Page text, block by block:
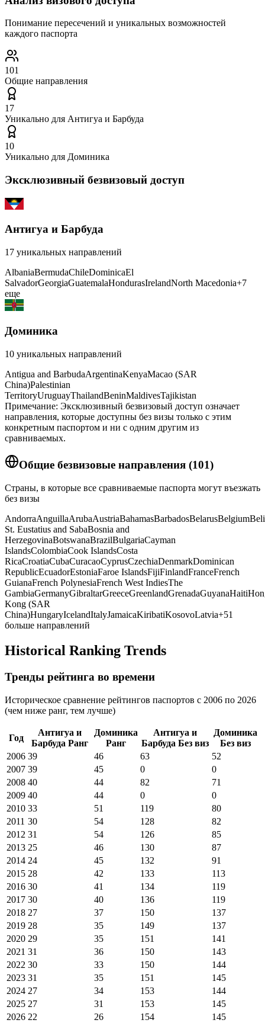
Понимание пересечений и уникальных возможностей
каждого паспорта
101
Общие направления
17
Уникально для Антигуа и Барбуда
10
Уникально для Доминика
Эксклюзивный безвизовый доступ
Антигуа и Барбуда
17 уникальных направлений
AlbaniaBermudaChileDominicaEl
SalvadorGeorgiaGuatemalaHondurasIrelandNorth Macedonia+7
еще
Доминика
10 уникальных направлений
Antigua and BarbudaArgentinaKenyaMacao (SAR
China)Palestinian
TerritoryUruguayThailandBeninMaldivesTajikistan
Примечание: Эксклюзивный безвизовый доступ означает
направления, которые доступны без визы только с этим
конкретным паспортом и ни с одним другим из
сравниваемых.
Общие безвизовые направления (101)
Страны, в которые все сравниваемые паспорта могут въезжать
без визы
AndorraAnguillaArubaAustriaBahamasBarbadosBelarusBelgium
St. Eustatius and SabaBosnia and
HerzegovinaBotswanaBrazilBulgariaCayman
IslandsColombiaCook IslandsCosta
RicaCroatiaCubaCuracaoCyprusCzechiaDenmarkDominican
RepublicEcuadorEstoniaFaroe IslandsFijiFinlandFranceFrench
GuianaFrench PolynesiaFrench West IndiesThe
GambiaGermanyGibraltarGreeceGreenlandGrenadaGuyanaHaiti
Kong (SAR
China)HungaryIcelandItalyJamaicaKiribatiKosovoLatvia+51
больше направлений
Historical Ranking Trends
Тренды рейтинга во времени
Историческое сравнение рейтингов паспортов с 2006 по 2026
(чем ниже ранг, тем лучше)
Год
Антигуа и
Барбуда Ранг
Доминика
Ранг
Антигуа и
Барбуда Без виз
Доминика
Без виз
2006 39 46 63
52
2007 39 45 0
0
2008 40 44 82
71
2009 40 44 0
0
2010 33 51 119
80
2011 30 54 128
82
2012 31 54 126
85
2013 25 46 130
87
2014 24 45 132
91
2015 28 42 133
113
2016 30 41 134
119
2017 30 40 136
119
2018 27 37 150
137
2019 28 35 149
137
2020 29 35 151
141
2021 31 36 150
143
2022 30 33 150
144
2023 31 35 151
145
2024 27 34 153
144
2025 27 31 153
145
2026 22 26 154 145